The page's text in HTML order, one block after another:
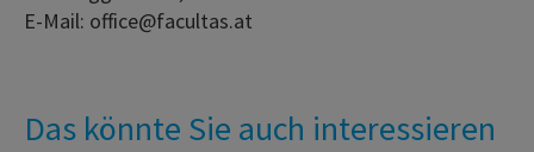
E-Mail: office@facultas.at
Das könnte Sie auch interessieren